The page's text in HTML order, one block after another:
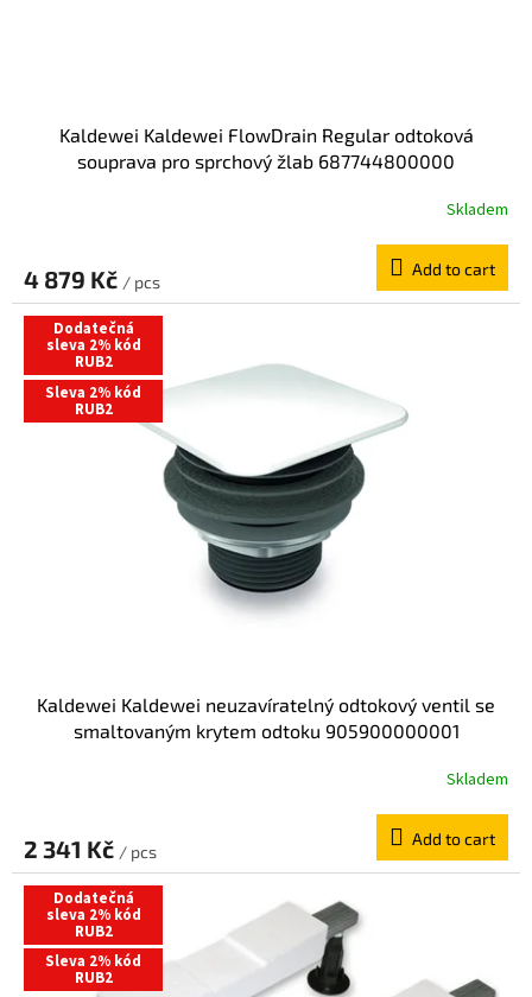
Kaldewei Kaldewei FlowDrain Regular odtoková
souprava pro sprchový žlab 687744800000
Skladem
4 879 Kč / pcs
Add to cart
Dodatečná
sleva 2% kód
RUB2
Sleva 2% kód
RUB2
Kaldewei Kaldewei neuzavíratelný odtokový ventil se
smaltovaným krytem odtoku 905900000001
Skladem
2 341 Kč / pcs
Add to cart
Dodatečná
sleva 2% kód
RUB2
Sleva 2% kód
RUB2